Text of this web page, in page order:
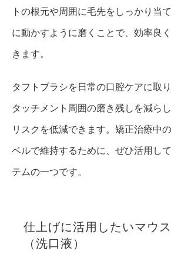
トの根元や周囲に毛先をしっかり当
に動かすように磨くことで、効率良
きます。
タフトブラシを日常の口腔ケアに取
タッチメント周囲の磨き残しを減ら
リスクを低減できます。矯正治療中
ベルで維持するために、ぜひ活用し
テムの一つです。
仕上げに活用したいマウ
（洗口液）